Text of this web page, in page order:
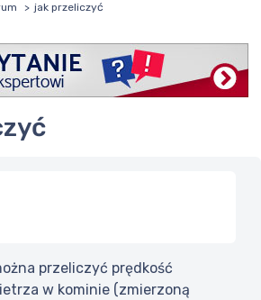
jak przeliczyć
przeliczyć prędkość
w kominie (zmierzoną